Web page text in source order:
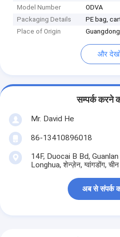
Model Number
ODVA
Packaging Details
PE bag,
Place of Origin
और
सम्पर्क करने
Mr. David He
86-13410896018
14F, Duocai B Bd, Guanlan
Longhua, शेन्ज़ेन, ग्वांगडोंग,
अब से संपर्क